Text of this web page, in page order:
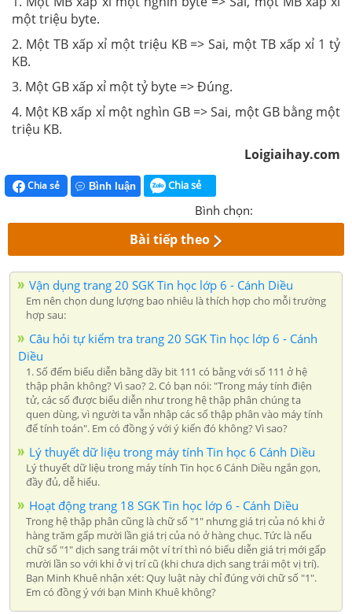
một triệu byte.
2. Một TB xấp xỉ một triệu KB => Sai, một TB xấp xỉ 1 tỷ
KB.
3. Một GB xấp xỉ một tỷ byte => Đúng.
4. Một KB xấp xỉ một nghìn GB => Sai, một GB bằng một
triệu KB.
Loigiaihay.com
Chia sẻ Bình luận Chia sẻ
Bình chọn:
Bài tiếp theo
Vận dụng trang 20 SGK Tin học lớp 6 - Cánh Diều
Em nên chọn dung lượng bao nhiêu là thích hợp cho mỗi trường
hợp sau:
Câu hỏi tự kiểm tra trang 20 SGK Tin học lớp 6 - Cánh
Diều
1. Số đếm biểu diễn bằng dãy bit 111 có bằng với số 111 ở hệ
thập phân không? Vì sao? 2. Có bạn nói: "Trong máy tính điện
tử, các số được biểu diễn như trong hệ thập phân chúng ta
quen dùng, vì người ta vẫn nhập các số thập phân vào máy tính
để tính toán". Em có đồng ý với ý kiến đó không? Vì sao?
Lý thuyết dữ liệu trong máy tính Tin học 6 Cánh Diều
Lý thuyết dữ liệu trong máy tính Tin học 6 Cánh Diều ngắn gọn,
đầy đủ, dễ hiểu.
Hoạt động trang 18 SGK Tin học lớp 6 - Cánh Diều
Trong hệ thập phân cũng là chữ số "1" nhưng giá trị của nó khi ở
hàng trăm gấp mười lần giá trị của nó ở hàng chục. Tức là nếu
chữ số "1" dịch sang trái một ví trí thì nó biểu diễn giá trị mới gấp
mười lần so với khi ở vị trí cũ (khi chưa dịch sang trái một vị trí).
Bạn Minh Khuê nhận xét: Quy luật này chỉ đúng với chữ số "1".
Em có đồng ý với bạn Minh Khuê không?